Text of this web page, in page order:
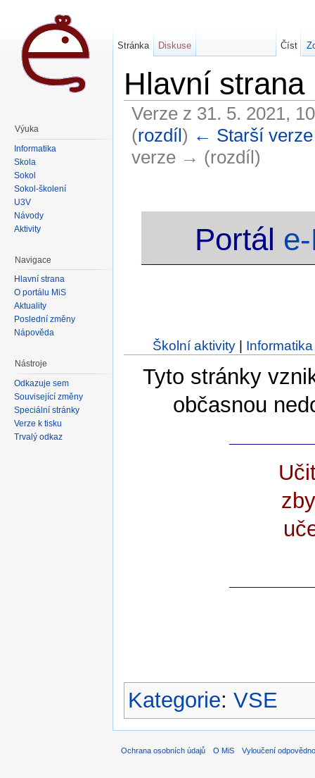
Hlavní strana
Verze z 31. 5. 2021,
(rozdíl) ← Starší verze
verze → (rozdíl)
Portál
Školní aktivity | Informatika
Tyto stránky
občasnou
Kategorie: VSE
Stránka Diskuse Číst
Výuka
Informatika
Škola
Sokol
Sokol-školení
U3V
Návody
Aktivity
Navigace
Hlavní strana
O portálu MiŠ
Aktuality
Poslední změny
Nápověda
Nástroje
Odkazuje sem
Související změny
Speciální stránky
Verze k tisku
Trvalý odkaz
Ochrana osobních údajů O MiS Vyloučení